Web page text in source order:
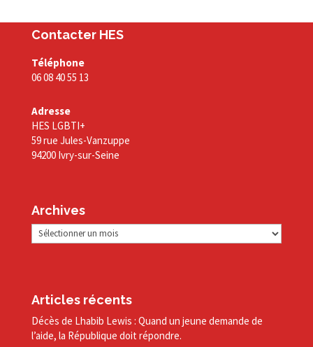
Contacter HES
Téléphone
06 08 40 55 13
Adresse
HES LGBTI+
59 rue Jules-Vanzuppe
94200 Ivry-sur-Seine
Archives
Archives
Articles récents
Décès de Lhabib Lewis : Quand un jeune demande de
l’aide, la République doit répondre.